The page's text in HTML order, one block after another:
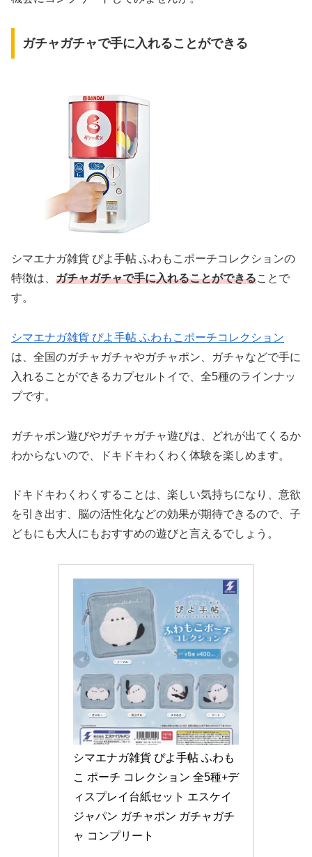
ガチャガチャで手に入れることができる
シマエナガ雑貨 ぴよ手帖 ふわもこポーチコレクションの
特徴は、 ガチャガチャで手に入れることができることで
す。
シマエナガ雑貨 ぴよ手帖 ふわもこポーチコレクション
は、全国のガチャガチャやガチャポン、ガチャなどで手に
入れることができるカプセルトイで、全5種のラインナッ
プです。
ガチャポン遊びやガチャガチャ遊びは、どれが出てくるか
わからないので、ドキドキわくわく体験を楽しめます。
ドキドキわくわくすることは、楽しい気持ちになり、意欲
を引き出す、脳の活性化などの効果が期待できるので、子
どもにも大人にもおすすめの遊びと言えるでしょう。
シマエナガ雑貨 ぴよ手帖 ふわも
こ ポーチ コレクション 全5種+デ
ィスプレイ台紙セット エスケイ
ジャパン ガチャポン ガチャガチ
ャ コンプリート